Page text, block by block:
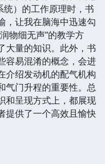
统）的工作原理时，书
，让我在脑海中迅速勾
物细无声”的教学方
大量的知识。此外，书
容易混淆的概念，会进
介绍发动机的配气机构
气门升程的重要性。总
和呈现方式上，都展现
提供了一个高效且愉快